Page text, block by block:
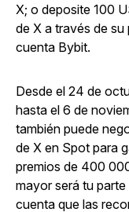
X; o deposite 100
de X a través de
cuenta Bybit.
Desde el 24 de
hasta el 6 de
también puede
de X en Spot para
premios de 400
mayor será tu
cuenta que las